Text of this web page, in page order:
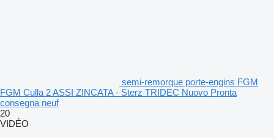
semi-remorque porte-engins FGM
FGM Culla 2 ASSI ZINCATA - Sterz TRIDEC Nuovo Pronta
consegna neuf
20
VIDÉO